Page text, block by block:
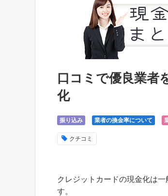
口コミで優良業者
化
振り込み 業者の換金率について
クチコミ
クレジットカードの現金化は
す。